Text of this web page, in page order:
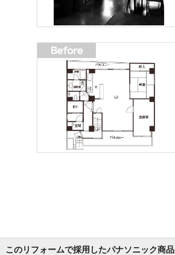
このリフォームで採用したパナソニック商品